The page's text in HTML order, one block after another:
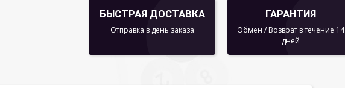
БЫСТРАЯ ДОСТАВКА
Отправка в день заказа
ГАРАНТИЯ
Обмен / Возврат в течение 14
дней